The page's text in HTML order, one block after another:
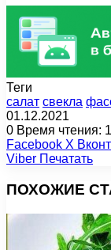
Теги
салат свекла
01.12.2021
0 Время чтения:
Facebook X
Viber Печатать
ПОХОЖИЕ